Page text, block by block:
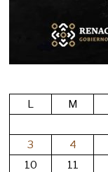
L
M
3
4
10
11